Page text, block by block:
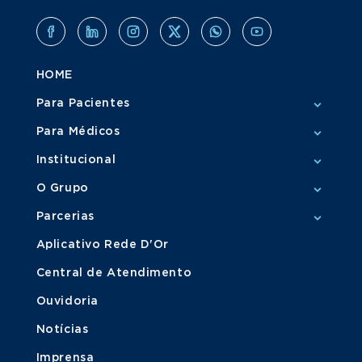
na área de endocronologia em adultos.
Atendimento ambulatorial abordando todas
em diabetes mellitus tipo 1 e 2
obesidade
hipófise.
HOME
Para Pacientes
Para Médicos
Institucional
O Grupo
Parcerias
Aplicativo Rede D'Or
Central de Atendimento
Ouvidoria
Notícias
Imprensa